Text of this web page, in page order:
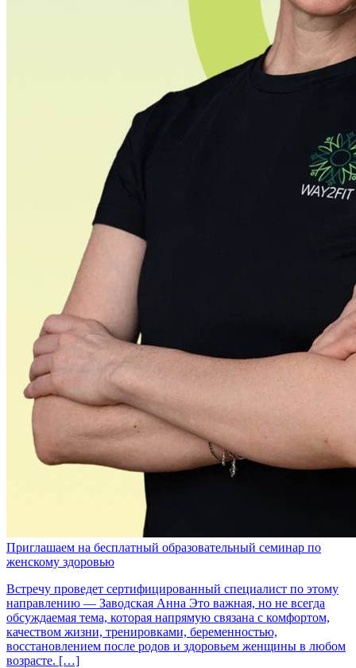
Приглашаем на бесплатный образовательный семинар по
женскому здоровью
Встречу проведет сертифицированный специалист по этому
направлению — Заводская Анна Это важная, но не всегда
обсуждаемая тема, которая напрямую связана с комфортом,
качеством жизни, тренировками, беременностью,
восстановлением после родов и здоровьем женщины в любом
возрасте. […]